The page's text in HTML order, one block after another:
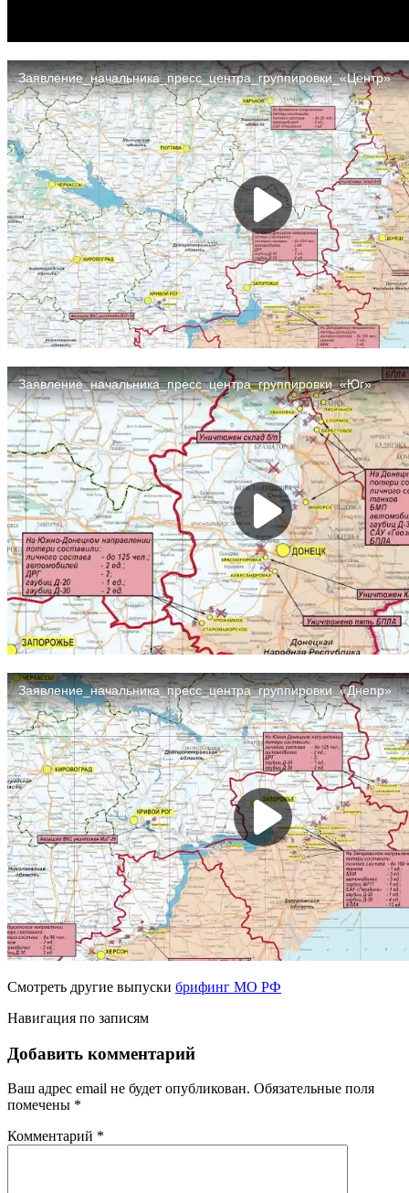
Смотреть другие выпуски брифинг МО РФ
Навигация по записям
Добавить комментарий
Ваш адрес email не будет опубликован. Обязательные поля
помечены *
Комментарий *